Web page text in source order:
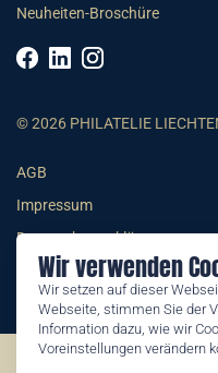
Wir verwenden
Wir setzen auf dieser
Webseite, stimmen Sie der
Information dazu, wie wir
Voreinstellungen verändern
Neuheiten-Broschüre
© 2026 PHILATELIE
AGB
Impressum
Datenschutzerklärung